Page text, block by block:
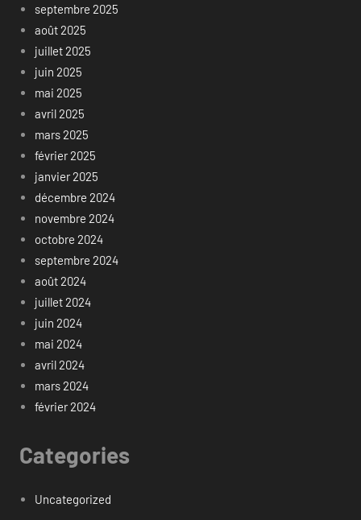
septembre 2025
août 2025
juillet 2025
juin 2025
mai 2025
avril 2025
mars 2025
février 2025
janvier 2025
décembre 2024
novembre 2024
octobre 2024
septembre 2024
août 2024
juillet 2024
juin 2024
mai 2024
avril 2024
mars 2024
février 2024
Categories
Uncategorized